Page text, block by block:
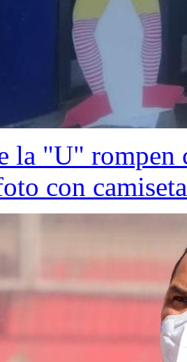
la "U"
con